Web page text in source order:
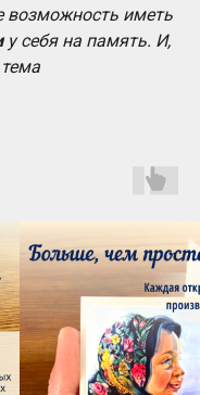
возможность иметь
у себя на память. И,